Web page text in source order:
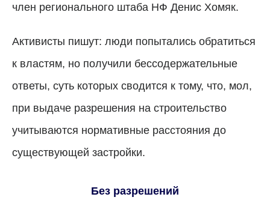
член регионального штаба НФ Денис Хомяк.
Активисты пишут: люди попытались обратиться
к властям, но получили бессодержательные
ответы, суть которых сводится к тому, что, мол,
при выдаче разрешения на строительство
учитываются нормативные расстояния до
существующей застройки.
Без разрешений